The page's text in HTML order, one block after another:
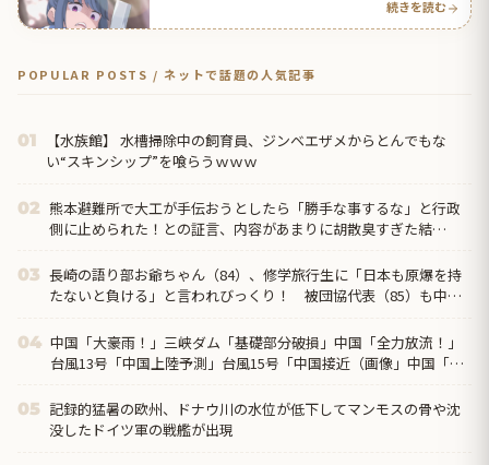
続きを読む
POPULAR POSTS / ネットで話題の人気記事
01
【水族館】 水槽掃除中の飼育員、ジンベエザメからとんでもな
い“スキンシップ”を喰らうｗｗｗ
02 熊本避難所で大工が手伝おうとしたら「勝手な事するな」と行政
側に止められた！との証言、内容があまりに胡散臭すぎた結
03 長崎の語り部お爺ちゃん（84）、修学旅行生に「日本も原爆を持
たないと負ける」と言われびっくり！ 被団協代表（85）も中学
04 中国「大豪雨！」三峡ダム「基礎部分破損」中国「全力放流！」
台風13号「中国上陸予測」台風15号「中国接近（画像」中国「台
05 記録的猛暑の欧州、ドナウ川の水位が低下してマンモスの骨や沈
没したドイツ軍の戦艦が出現